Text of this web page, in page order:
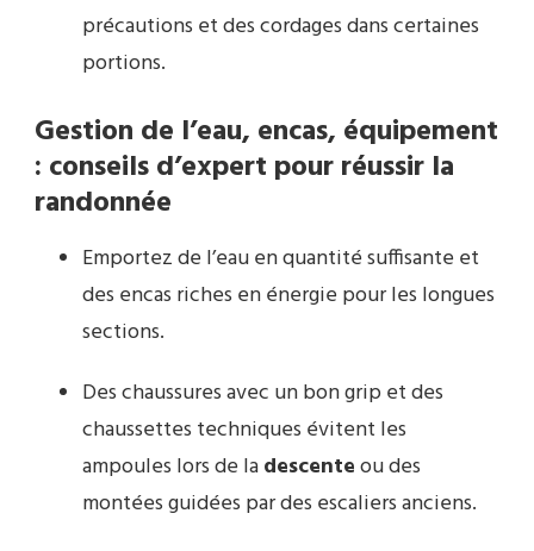
précautions et des cordages dans certaines
portions.
Gestion de l’eau, encas, équipement
: conseils d’expert pour réussir la
randonnée
Emportez de l’eau en quantité suffisante et
des encas riches en énergie pour les longues
sections.
Des chaussures avec un bon grip et des
chaussettes techniques évitent les
ampoules lors de ladescenteou des
montées guidées par des escaliers anciens.